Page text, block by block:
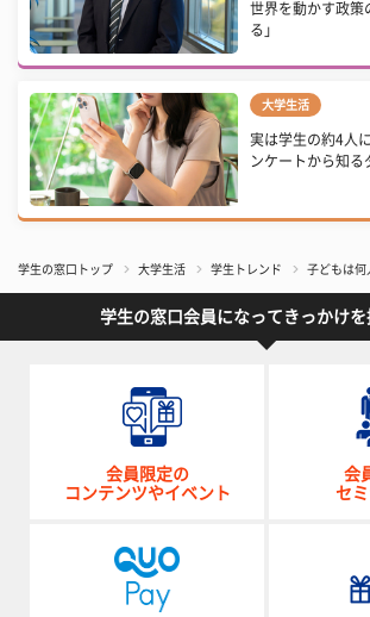
世界を動かす政策
る」
大学生活
実は学生の約4人
ンケートから知る
学生の窓口トップ 大学生活 学生トレンド 子どもは
学生の窓口会員になってきっかけを
会員限定の
コンテンツやイベント
会
セ